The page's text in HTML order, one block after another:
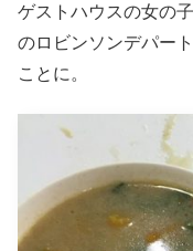
ゲストハウスの女の
のロビンソンデパー
ことに。